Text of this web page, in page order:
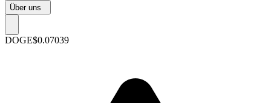
Über uns
DOGE$0.07039